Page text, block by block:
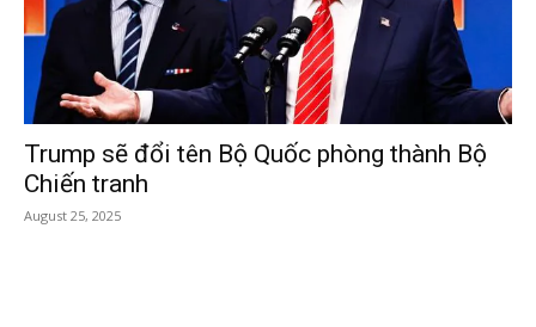
Trump sẽ đổi tên Bộ Quốc phòng thành Bộ
Chiến tranh
August 25, 2025